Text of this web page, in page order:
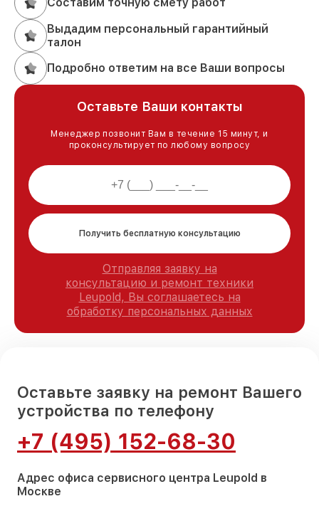
Выдадим персональный гарантийный
талон
Подробно ответим на все Ваши вопросы
Оставьте Ваши контакты
Менеджер позвонит Вам в течение 15 минут, и
проконсультирует по любому вопросу
Получить бесплатную консультацию
Отправляя заявку на
консультацию и ремонт техники
Leupold, Вы соглашаетесь на
обработку персональных данных
Оставьте заявку на ремонт Вашего
устройства по телефону
+7 (495) 152-68-30
Адрес офиса сервисного центра Leupold в
Москве